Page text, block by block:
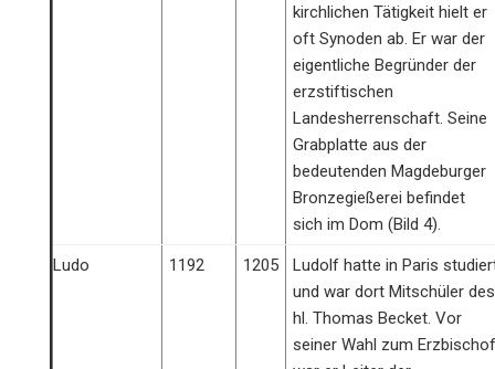
kirchlichen Tätigkeit hielt er
oft Synoden ab. Er war der
eigentliche Begründer der
erzstiftischen
Landesherrenschaft. Seine
Grabplatte aus der
bedeutenden Magdeburger
Bronzegießerei befindet
sich im Dom (Bild 4).
Ludo 1192 1205
Ludolf hatte in Paris
und war dort Mitschüler des
hl. Thomas Becket. Vor
seiner Wahl zum Erzbischof